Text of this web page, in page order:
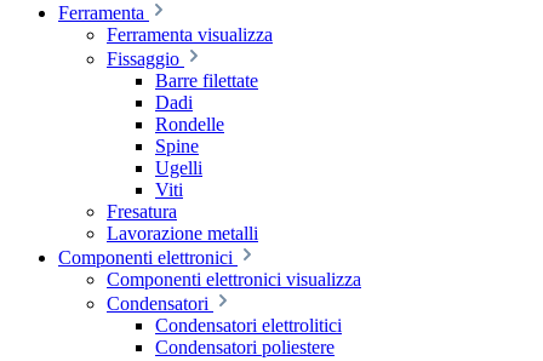
Ferramenta
Ferramenta visualizza
Fissaggio
Barre filettate
Dadi
Rondelle
Spine
Ugelli
Viti
Fresatura
Lavorazione metalli
Componenti elettronici
Componenti elettronici visualizza
Condensatori
Condensatori elettrolitici
Condensatori poliestere